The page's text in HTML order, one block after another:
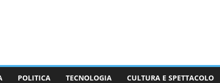
POLITICA TECNOLOGIA CULTURA E SPETTACOLO